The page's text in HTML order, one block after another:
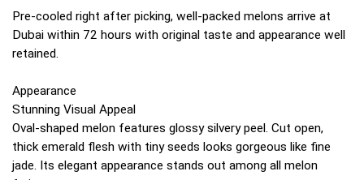
Pre-cooled right after picking, well-packed melons arrive at
Dubai within 72 hours with original taste and appearance well
retained.
Appearance
Stunning Visual Appeal
Oval-shaped melon features glossy silvery peel. Cut open,
thick emerald flesh with tiny seeds looks gorgeous like fine
jade. Its elegant appearance stands out among all melon